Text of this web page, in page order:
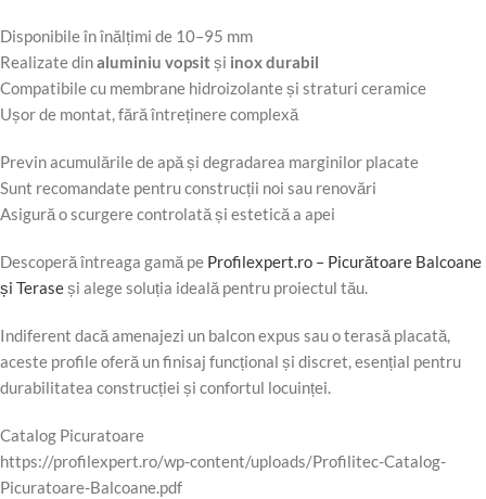
Disponibile în înălțimi de 10–95 mm
Realizate dinaluminiu vopsitși inox durabil
Compatibile cu membrane hidroizolante și straturi ceramice
Ușor de montat, fără întreținere complexă
Previn acumulările de apă și degradarea marginilor placate
Sunt recomandate pentru construcții noi sau renovări
Asigură o scurgere controlată și estetică a apei
Descoperă întreaga gamă pe Profilexpert.ro – Picurătoare Balcoane
și Teraseși alege soluția ideală pentru proiectul tău.
Indiferent dacă amenajezi un balcon expus sau o terasă placată,
aceste profile oferă un finisaj funcțional și discret, esențial pentru
durabilitatea construcției și confortul locuinței.
Catalog Picuratoare
https://profilexpert.ro/wp-content/uploads/Profilitec-Catalog-
Picuratoare-Balcoane.pdf